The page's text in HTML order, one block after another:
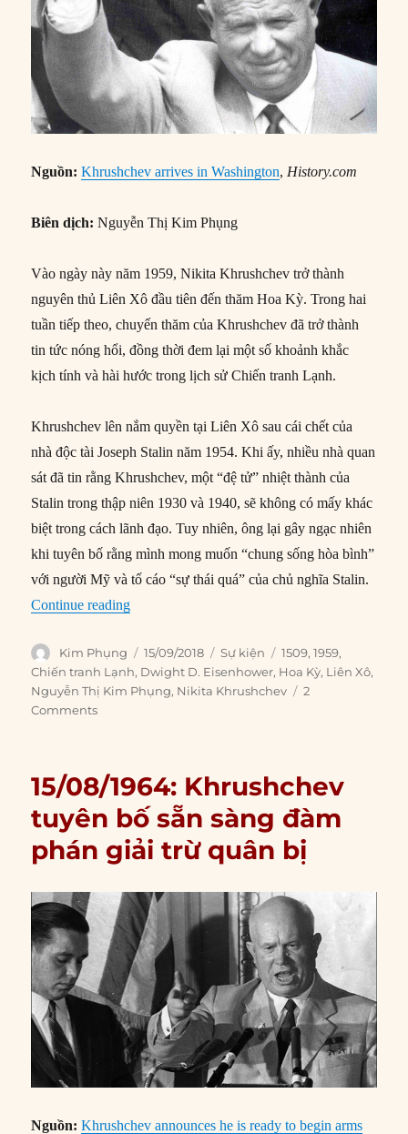
Nguồn: Khrushchev arrives in Washington, History.com
Biên dịch: Nguyễn Thị Kim Phụng
Vào ngày này năm 1959, Nikita Khrushchev trở thành
nguyên thủ Liên Xô đầu tiên đến thăm Hoa Kỳ. Trong hai
tuần tiếp theo, chuyến thăm của Khrushchev đã trở thành
tin tức nóng hổi, đồng thời đem lại một số khoảnh khắc
kịch tính và hài hước trong lịch sử Chiến tranh Lạnh.
Khrushchev lên nắm quyền tại Liên Xô sau cái chết của
nhà độc tài Joseph Stalin năm 1954. Khi ấy, nhiều nhà quan
sát đã tin rằng Khrushchev, một “đệ tử” nhiệt thành của
Stalin trong thập niên 1930 và 1940, sẽ không có mấy khác
biệt trong cách lãnh đạo. Tuy nhiên, ông lại gây ngạc nhiên
khi tuyên bố rằng mình mong muốn “chung sống hòa bình”
với người Mỹ và tố cáo “sự thái quá” của chủ nghĩa Stalin.
Continue reading“15/09/1959: Khrushchev đến Washington”
Author
Kim Phụng
Posted
on
15/09/2018 Categories
Sự kiện Tags
1509,1959,
Chiến tranh Lạnh, Dwight D. Eisenhower, Hoa Kỳ, Liên Xô,
Nguyễn Thị Kim Phụng, Nikita Khrushchev
2
Comments
15/08/1964: Khrushchev
tuyên bố sẵn sàng đàm
phán giải trừ quân bị
Nguồn:Khrushchev announces he is ready to begin arms